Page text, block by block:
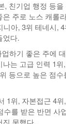
, 친기업 행정 등
주로 노스 캐롤
아, 3위 테네시,
었다.
하기 좋은 주에
는 고급 인력 1위
등으로 높은 점
1위, 자본접근 4
수를 받은 반면 사